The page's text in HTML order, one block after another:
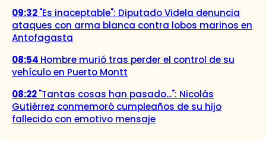
09:32"Es inaceptable": Diputado Videla denuncia
ataques con arma blanca contra lobos marinos en
Antofagasta
08:54 Hombre murió tras perder el control de su
vehículo en Puerto Montt
08:22"Tantas cosas han pasado...": Nicolás
Gutiérrez conmemoró cumpleaños de su hijo
fallecido con emotivo mensaje